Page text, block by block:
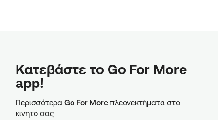
Κατεβάστε το Go For More
app!
Περισσότερα Go For More πλεονεκτήματα στο
κινητό σας